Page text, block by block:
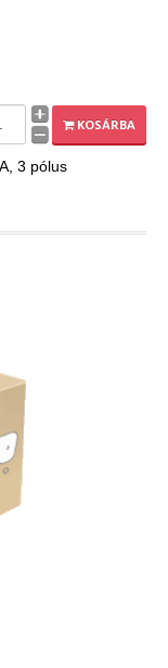
KOSÁRBA
3 pólus